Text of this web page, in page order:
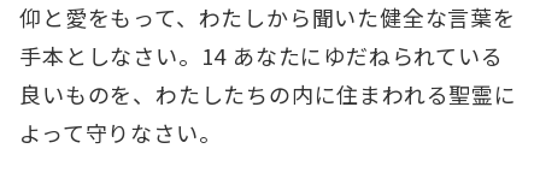
仰と愛をもって、わたしから聞いた健全な言葉を
手本としなさい。14 あなたにゆだねられている
良いものを、わたしたちの内に住まわれる聖霊に
よって守りなさい。